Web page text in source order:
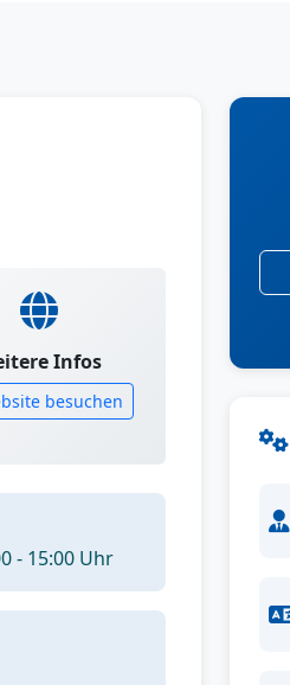
Infos
besuchen
- 15:00 Uhr